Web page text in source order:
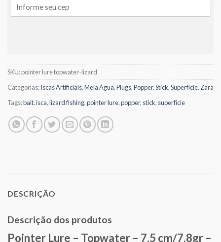
SKU:pointer lure topwater-lizard
Categorias:Iscas Artificiais,Meia Água,Plugs,Popper,Stick,Superfície,Zara
Tags:bait,isca,lizard fishing,pointer lure,popper, stick, superfície
DESCRIÇÃO
Descrição dos produtos
Pointer Lure – Topwater – 7,5 cm/7,8gr –